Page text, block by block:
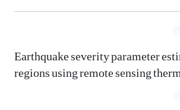
Earthquake severity parameter
regions using remote sensing